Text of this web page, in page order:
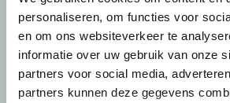
personaliseren, om functies voor
en om ons websiteverkeer te
informatie over uw gebruik van onze
partners voor social media,
partners kunnen deze gegevens